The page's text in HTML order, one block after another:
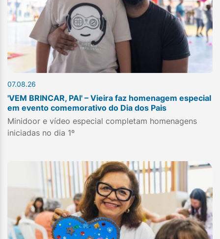
07.08.26
'VEM BRINCAR, PAI' – Vieira faz homenagem especial
em evento comemorativo do Dia dos Pais
Minidoor e vídeo especial completam homenagens
iniciadas no dia 1º